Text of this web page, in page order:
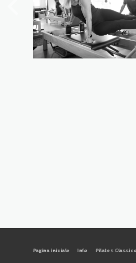
Pagina Iniziale Info Pilates